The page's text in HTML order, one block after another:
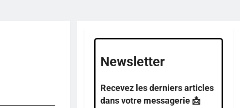
Newsletter
Recevez les derniers articles
dans votre messagerie 📩